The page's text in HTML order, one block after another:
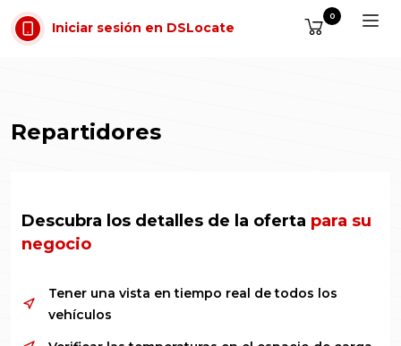
Saltar al contenido
Iniciar sesión en DSLocate
0
Repartidores
Descubra los detalles de la oferta para su
negocio
Tener una vista en tiempo real de todos los
vehículos